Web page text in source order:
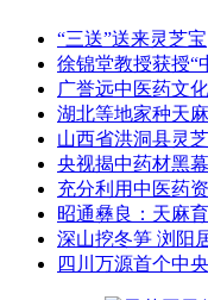
“三送”送来灵芝宝
徐锦堂教授获授“
广誉远中医药文
湖北等地家种天
山西省洪洞县灵
央视揭中药材黑
充分利用中医药
昭通彝良：天麻
深山挖冬笋 浏阳
四川万源首个中